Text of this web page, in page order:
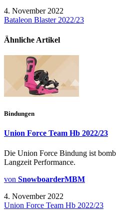
4. November 2022
Bataleon Blaster 2022/23
Ähnliche Artikel
Bindungen
Union Force Team Hb 2022/23
Die Union Force Bindung ist
Langzeit Performance.
von SnowboarderMBM
4. November 2022
Union Force Team Hb 2022/23